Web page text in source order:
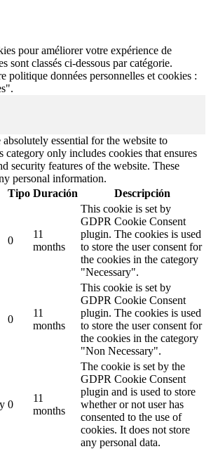
pour améliorer votre expérience de
sont classés ci-dessous par catégorie.
politique données personnelles et cookies :
absolutely essential for the website to
only includes cookies that ensures
security features of the website. These
personal information.
Tipo Duración Descripción
0
11
months
This cookie is set by
GDPR Cookie Consent
plugin. The cookies is used
to store the user consent for
the cookies in the category
"Necessary".
0
11
months
This cookie is set by
GDPR Cookie Consent
plugin. The cookies is used
to store the user consent for
the cookies in the category
"Non Necessary".
0
11
months
The cookie is set by the
GDPR Cookie Consent
plugin and is used to store
whether or not user has
consented to the use of
cookies. It does not store
any personal data.